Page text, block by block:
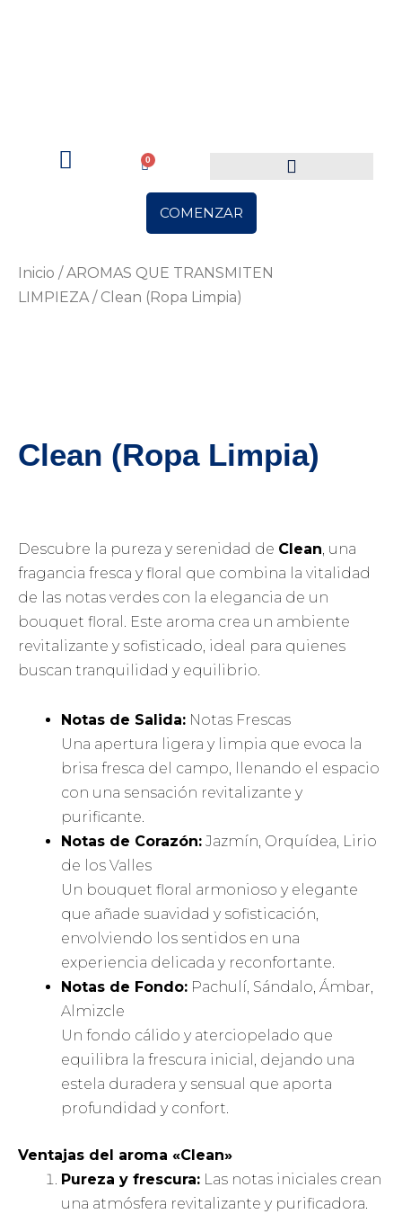
0
Carrito
COMENZAR
Inicio / AROMAS QUE TRANSMITEN
LIMPIEZA/ Clean (Ropa Limpia)
Clean (Ropa Limpia)
Descubre la pureza y serenidad de Clean, una
fragancia fresca y floral que combina la vitalidad
de las notas verdes con la elegancia de un
bouquet floral. Este aroma crea un ambiente
revitalizante y sofisticado, ideal para quienes
buscan tranquilidad y equilibrio.
Notas de Salida: Notas Frescas
Una apertura ligera y limpia que evoca la
brisa fresca del campo, llenando el espacio
con una sensación revitalizante y
purificante.
Notas de Corazón: Jazmín, Orquídea, Lirio
de los Valles
Un bouquet floral armonioso y elegante
que añade suavidad y sofisticación,
envolviendo los sentidos en una
experiencia delicada y reconfortante.
Notas de Fondo: Pachulí, Sándalo, Ámbar,
Almizcle
Un fondo cálido y aterciopelado que
equilibra la frescura inicial, dejando una
estela duradera y sensual que aporta
profundidad y confort.
Ventajas del aroma «Clean»
Pureza y frescura: Las notas iniciales crean
una atmósfera revitalizante y purificadora.